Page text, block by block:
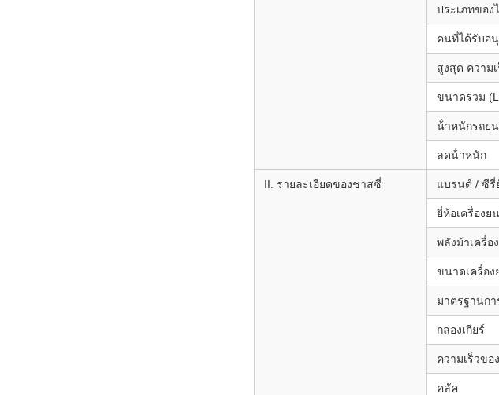
ประเภทของ
คนที่ได้รับอ
สูงสุด ความเ
ขนาดรวม (L
น้ําหนักรถย
ลดน้ําหนัก
II. รายละเอียดของชาสซี่ แบรนด์ / ซีรี่
ยี่ห้อเครื่องย
พลังม้าเครื่อง
ขนาดเครื่อง
มาตรฐานกา
กล่องเกียร์
ความเร็วขอ
คลัค